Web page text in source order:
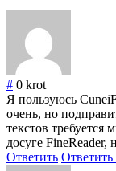
# 0 krot
Я пользуюсь
очень, но
текстов требуется
досуге FineReader,
Ответить Ответить